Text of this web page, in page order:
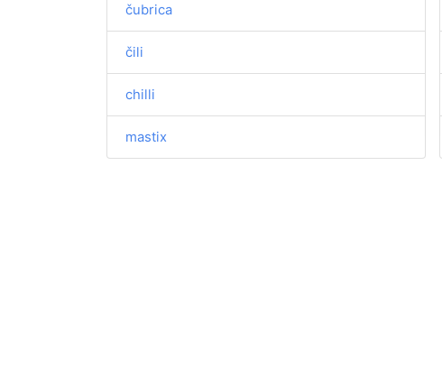
čubrica
čili
chilli
mastix